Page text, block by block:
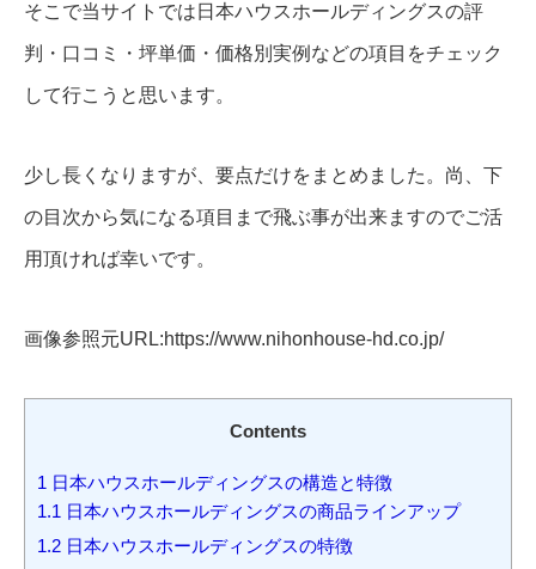
そこで当サイトでは日本ハウスホールディングスの評
判・口コミ・坪単価・価格別実例などの項目をチェック
して行こうと思います。
少し長くなりますが、要点だけをまとめました。尚、下
の目次から気になる項目まで飛ぶ事が出来ますのでご活
用頂ければ幸いです。
画像参照元URL:https://www.nihonhouse-hd.co.jp/
Contents
1 日本ハウスホールディングスの構造と特徴
1.1 日本ハウスホールディングスの商品ラインアップ
1.2 日本ハウスホールディングスの特徴